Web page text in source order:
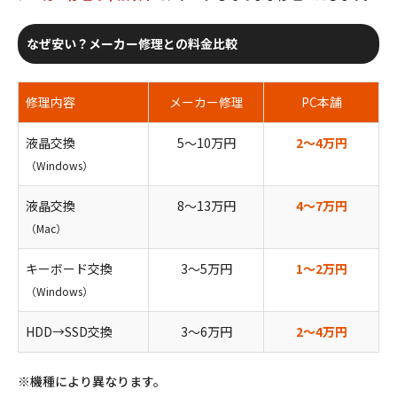
なぜ安い？メーカー修理との料金比較
修理内容 メーカー修理 PC本舗
液晶交換
（Windows）
5〜10万円 2〜4万円
液晶交換
（Mac）
8〜13万円 4〜7万円
キーボード交換
（Windows）
3〜5万円 1〜2万円
HDD→SSD交換 3〜6万円 2〜4万円
※機種により異なります。